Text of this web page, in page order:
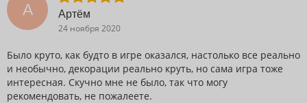
А
Артём
24 ноября 2020
Было круто, как будто в игре оказался, настолько все реально
и необычно, декорации реально круть, но сама игра тоже
интересная. Скучно мне не было, так что могу
рекомендовать, не пожалеете.